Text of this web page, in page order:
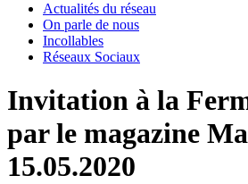
Actualités du réseau
On parle de nous
Incollables
Réseaux Sociaux
Invitation à la
par le magazine
15.05.2020